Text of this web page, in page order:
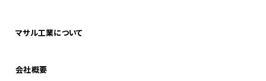
マサル工業について
会社概要